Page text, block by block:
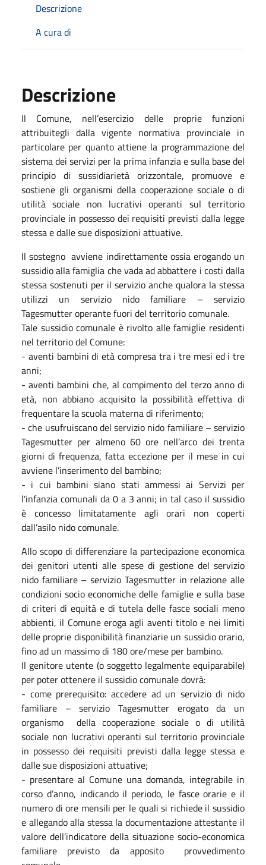
Descrizione
A cura di
Descrizione
Il Comune, nell’esercizio delle proprie funzioni
attribuitegli dalla vigente normativa provinciale in
particolare per quanto attiene la programmazione del
sistema dei servizi per la prima infanzia e sulla base del
principio di sussidiarietà orizzontale, promuove e
sostiene gli organismi della cooperazione sociale o di
utilità sociale non lucrativi operanti sul territorio
provinciale in possesso dei requisiti previsti dalla legge
stessa e dalle sue disposizioni attuative.
Il sostegno avviene indirettamente ossia erogando un
sussidio alla famiglia che vada ad abbattere i costi dalla
stessa sostenuti per il servizio anche qualora la stessa
utilizzi un servizio nido familiare – servizio
Tagesmutter operante fuori del territorio comunale.
Tale sussidio comunale è rivolto alle famiglie residenti
nel territorio del Comune:
- aventi bambini di età compresa tra i tre mesi ed i tre
anni;
- aventi bambini che, al compimento del terzo anno di
età, non abbiano acquisito la possibilità effettiva di
frequentare la scuola materna di riferimento;
- che usufruiscano del servizio nido familiare – servizio
Tagesmutter per almeno 60 ore nell’arco dei trenta
giorni di frequenza, fatta eccezione per il mese in cui
avviene l’inserimento del bambino;
- i cui bambini siano stati ammessi ai Servizi per
l'infanzia comunali da 0 a 3 anni; in tal caso il sussidio
è concesso limitatamente agli orari non coperti
dall’asilo nido comunale.
Allo scopo di differenziare la partecipazione economica
dei genitori utenti alle spese di gestione del servizio
nido familiare – servizio Tagesmutter in relazione alle
condizioni socio economiche delle famiglie e sulla base
di criteri di equità e di tutela delle fasce sociali meno
abbienti, il Comune eroga agli aventi titolo e nei limiti
delle proprie disponibilità finanziarie un sussidio orario,
fino ad un massimo di 180 ore/mese per bambino.
Il genitore utente (o soggetto legalmente equiparabile)
per poter ottenere il sussidio comunale dovrà:
- come prerequisito: accedere ad un servizio di nido
familiare – servizio Tagesmutter erogato da un
organismo della cooperazione sociale o di utilità
sociale non lucrativi operanti sul territorio provinciale
in possesso dei requisiti previsti dalla legge stessa e
dalle sue disposizioni attuative;
- presentare al Comune una domanda, integrabile in
corso d’anno, indicando il periodo, le fasce orarie e il
numero di ore mensili per le quali si richiede il sussidio
e allegando alla stessa la documentazione attestante il
valore dell’indicatore della situazione socio-economica
familiare previsto da apposito provvedimento